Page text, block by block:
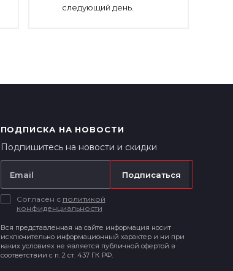
следующий день.
ПОДПИСКА НА НОВОСТИ
Подпишитесь на новости и скидки
Подписаться
Согласен с политикой
конфиденциальности
Вся представленная на сайте информация носит
исключительно информационный характер и ни при
каких условиях не является публичной офертой в
соответствии с п. 2 ст. 437 ГК РФ.